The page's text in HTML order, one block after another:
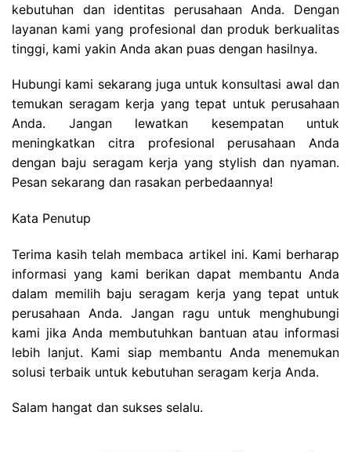
kebutuhan dan identitas perusahaan Anda. Dengan
layanan kami yang profesional dan produk berkualitas
tinggi, kami yakin Anda akan puas dengan hasilnya.
Hubungi kami sekarang juga untuk konsultasi awal dan
temukan seragam kerja yang tepat untuk perusahaan
Anda. Jangan lewatkan kesempatan untuk
meningkatkan citra profesional perusahaan Anda
dengan baju seragam kerja yang stylish dan nyaman.
Pesan sekarang dan rasakan perbedaannya!
Kata Penutup
Terima kasih telah membaca artikel ini. Kami berharap
informasi yang kami berikan dapat membantu Anda
dalam memilih baju seragam kerja yang tepat untuk
perusahaan Anda. Jangan ragu untuk menghubungi
kami jika Anda membutuhkan bantuan atau informasi
lebih lanjut. Kami siap membantu Anda menemukan
solusi terbaik untuk kebutuhan seragam kerja Anda.
Salam hangat dan sukses selalu.